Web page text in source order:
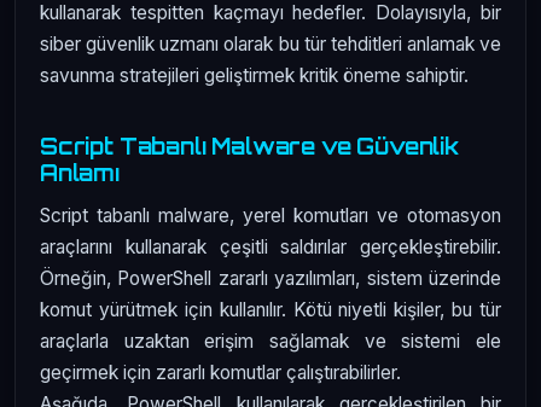
kullanarak tespitten kaçmayı hedefler. Dolayısıyla, bir
siber güvenlik uzmanı olarak bu tür tehditleri anlamak ve
savunma stratejileri geliştirmek kritik öneme sahiptir.
Script Tabanlı Malware ve Güvenlik
Anlamı
Script tabanlı malware, yerel komutları ve otomasyon
araçlarını kullanarak çeşitli saldırılar gerçekleştirebilir.
Örneğin, PowerShell zararlı yazılımları, sistem üzerinde
komut yürütmek için kullanılır. Kötü niyetli kişiler, bu tür
araçlarla uzaktan erişim sağlamak ve sistemi ele
geçirmek için zararlı komutlar çalıştırabilirler.